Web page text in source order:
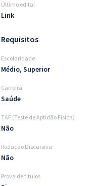
Último edital
Link
Requisitos
Escolaridade
Médio, Superior
Carreira
Saúde
TAF (Teste de Aptidão Física)
Não
Redação Discursiva
Não
Prova de títulos